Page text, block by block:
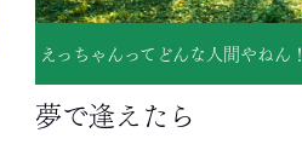
えっちゃんってどんな人間やねん！
夢で逢えたら